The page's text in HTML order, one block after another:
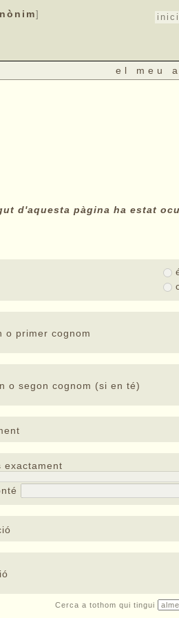
] inici
el meu
d'aquesta pàgina ha estat
o primer cognom
o segon cognom (si en té)
exactament
Cerca a tothom qui tingui